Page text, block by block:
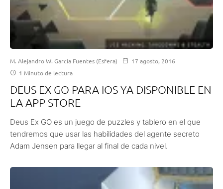
M. Alejandro W. García Fuentes (Esfera)
17 agosto, 2016
1 Minuto de lectura
DEUS EX GO PARA IOS YA DISPONIBLE EN
LA APP STORE
Deus Ex GO es un juego de puzzles y tablero en el que
tendremos que usar las habilidades del agente secreto
Adam Jensen para llegar al final de cada nivel.